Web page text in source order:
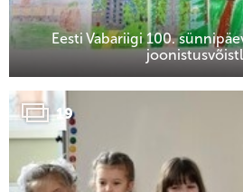
Eesti Vabariigi 100.
19